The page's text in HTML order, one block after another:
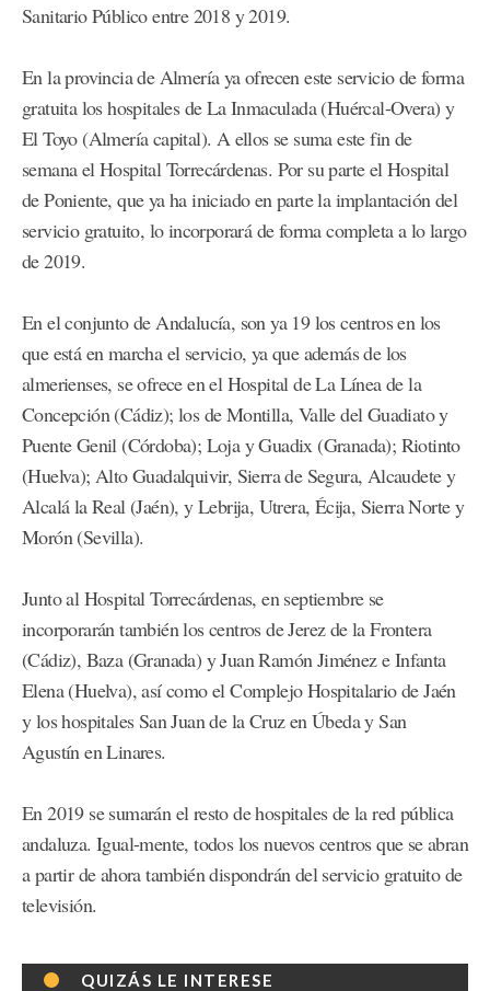
Sanitario Público entre 2018 y 2019.
En la provincia de Almería ya ofrecen este servicio de forma
gratuita los hospitales de La Inmaculada (Huércal-Overa) y
El Toyo (Almería capital). A ellos se suma este fin de
semana el Hospital Torrecárdenas. Por su parte el Hospital
de Poniente, que ya ha iniciado en parte la implantación del
servicio gratuito, lo incorporará de forma completa a lo largo
de 2019.
En el conjunto de Andalucía, son ya 19 los centros en los
que está en marcha el servicio, ya que además de los
almerienses, se ofrece en el Hospital de La Línea de la
Concepción (Cádiz); los de Montilla, Valle del Guadiato y
Puente Genil (Córdoba); Loja y Guadix (Granada); Riotinto
(Huelva); Alto Guadalquivir, Sierra de Segura, Alcaudete y
Alcalá la Real (Jaén), y Lebrija, Utrera, Écija, Sierra Norte y
Morón (Sevilla).
Junto al Hospital Torrecárdenas, en septiembre se
incorporarán también los centros de Jerez de la Frontera
(Cádiz), Baza (Granada) y Juan Ramón Jiménez e Infanta
Elena (Huelva), así como el Complejo Hospitalario de Jaén
y los hospitales San Juan de la Cruz en Úbeda y San
Agustín en Linares.
En 2019 se sumarán el resto de hospitales de la red pública
andaluza. Igual-mente, todos los nuevos centros que se abran
a partir de ahora también dispondrán del servicio gratuito de
televisión.
QUIZÁS LE INTERESE